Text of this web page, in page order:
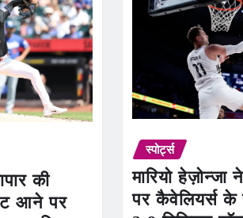
की
आने पर
स्पोर्ट्स
मारियो हेज़ोन्जा
पर कैवेलियर्स